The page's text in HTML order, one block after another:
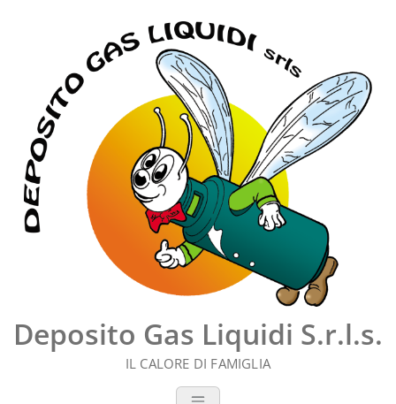
Deposito Gas Liquidi S.r.l.s.
IL CALORE DI FAMIGLIA